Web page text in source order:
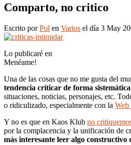
Comparto, no critico
Escrito porPol en Varios el día 3 May
Lo publicaré en
Menéame!
Una de las cosas que no me gusta del
tendencia criticar de forma sistemática
situaciones, noticias, personajes, etc.
o ridiculizado, especialmente con la Web
Y no es que en Kaos Klub no
por la complacencia y la unificación de
más interesante leer algo constructivo